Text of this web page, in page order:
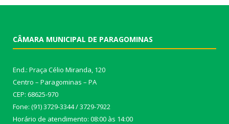
CÂMARA MUNICIPAL DE PARAGOMINAS
End.: Praça Célio Miranda, 120
Centro – Paragominas – PA
CEP: 68625-970
Fone: (91) 3729-3344 / 3729-7922
Horário de atendimento: 08:00 às 14:00